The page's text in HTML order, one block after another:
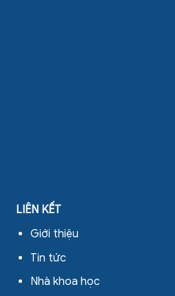
LIÊN KẾT
Giới thiệu
Tin tức
Nhà khoa học